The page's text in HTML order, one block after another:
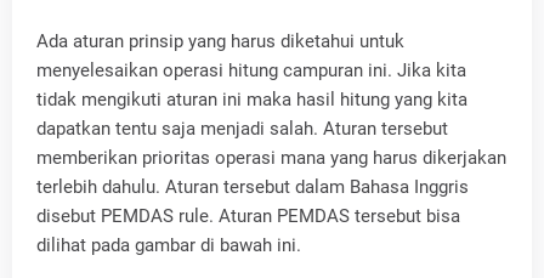
Ada aturan prinsip yang harus diketahui untuk
menyelesaikan operasi hitung campuran ini. Jika kita
tidak mengikuti aturan ini maka hasil hitung yang kita
dapatkan tentu saja menjadi salah. Aturan tersebut
memberikan prioritas operasi mana yang harus dikerjakan
terlebih dahulu. Aturan tersebut dalam Bahasa Inggris
disebut PEMDAS rule. Aturan PEMDAS tersebut bisa
dilihat pada gambar di bawah ini.